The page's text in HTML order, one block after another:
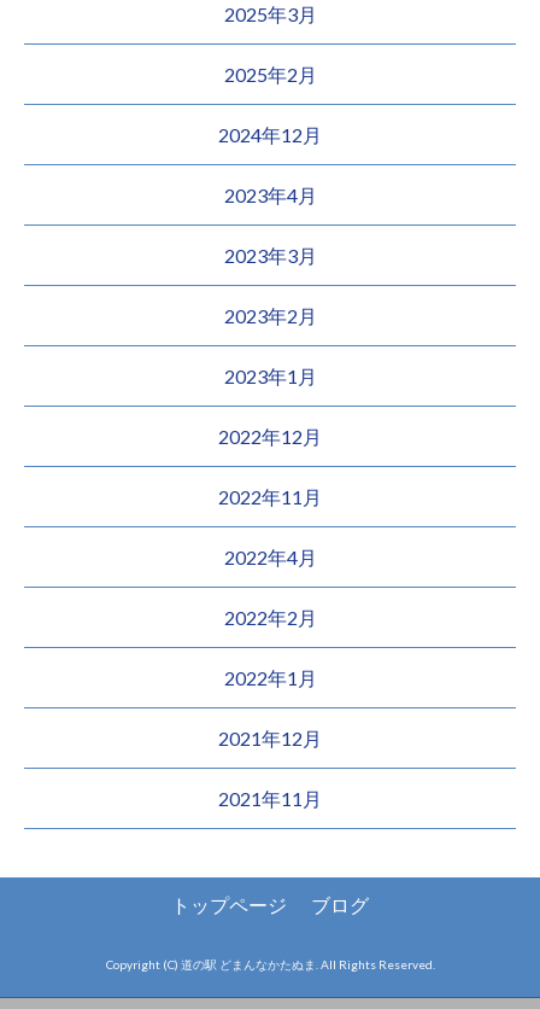
2025年3月
2025年2月
2024年12月
2023年4月
2023年3月
2023年2月
2023年1月
2022年12月
2022年11月
2022年4月
2022年2月
2022年1月
2021年12月
2021年11月
トップページ ブログ
Copyright (C) 道の駅 どまんなかたぬま. All Rights Reserved.